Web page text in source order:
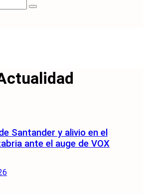
Santander y alivio en el
ante el auge de VOX